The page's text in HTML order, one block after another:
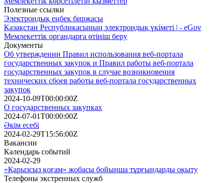
Полезные ссылки
Электрондық еңбек биржасы
Қазақстан Республикасының электрондық үкіметі | - eGov
Мемлекеттік органдарға өтініш беру
Документы
Об утверждении Правил использования веб-портала
государственных закупок и Правил работы веб-портала
государственных закупок в случае возникновения
технических сбоев работы веб-портала государственных
закупок
2024-10-09T00:00:00Z
О государственных закупках
2024-07-01T00:00:00Z
Әкім есебі
2024-02-29T15:56:00Z
Вакансии
Календарь событий
2024-02-29
«Қарызсыз қоғам» жобасы бойынша тұрғындарды оқыту
Телефоны экстренных служб